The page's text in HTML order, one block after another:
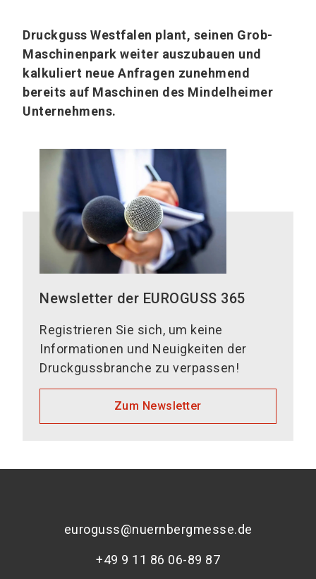
Druckguss Westfalen plant, seinen Grob-
Maschinenpark weiter auszubauen und
kalkuliert neue Anfragen zunehmend
bereits auf Maschinen des Mindelheimer
Unternehmens.
Newsletter der EUROGUSS 365
Registrieren Sie sich, um keine
Informationen und Neuigkeiten der
Druckgussbranche zu verpassen!
Zum Newsletter
euroguss@nuernbergmesse.de
+49 9 11 86 06-89 87